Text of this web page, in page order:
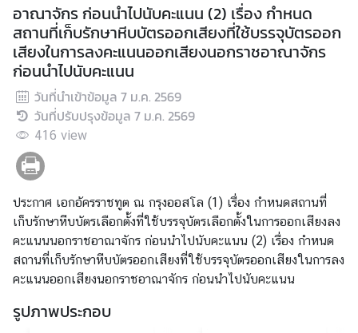
เ
กี่
ย
ว
กั
บ
เ
ร
า
ข่
า
ว
ส
า
ร
อาณาจักร ก่อนนำไปนับคะแนน (2) เรื่อง กำหนด
สถานที่เก็บรักษาหีบบัตรออกเสียงที่ใช้บรรจุบัตรออก
เสียงในการลงคะแนนออกเสียงนอกราชอาณาจักร
ก่อนนำไปนับคะแนน
วันที่นำเข้าข้อมูล 7 ม.ค. 2569
วันที่ปรับปรุงข้อมูล 7 ม.ค. 2569
416 view
ประกาศ เอกอัครราชทูต ณ กรุงออสโล (1) เรื่อง กำหนดสถานที่
เก็บรักษาหีบบัตรเลือกตั้งที่ใช้บรรจุบัตรเลือกตั้งในการออกเสียงลง
คะแนนนอกราชอาณาจักร ก่อนนำไปนับคะแนน (2) เรื่อง กำหนด
สถานที่เก็บรักษาหีบบัตรออกเสียงที่ใช้บรรจุบัตรออกเสียงในการลง
คะแนนออกเสียงนอกราชอาณาจักร ก่อนนำไปนับคะแนน
รูปภาพประกอบ